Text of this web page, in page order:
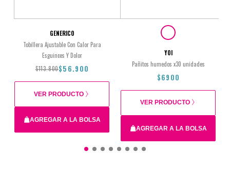
GENERICO
Tobillera Ajustable Con Calor Para
Esguinces Y Dolor
$113.800$56.900
AGREGAR A LA BOLSA
VER PRODUCTO
YOI
Pañitos humedos x30 unidades
$6900
AGREGAR A LA BOLSA
VER PRODUCTO